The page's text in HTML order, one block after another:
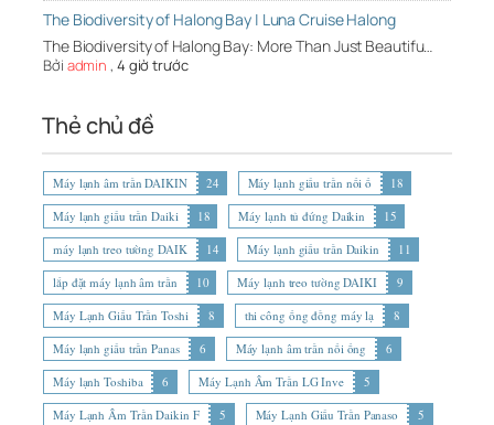
The Biodiversity of Halong Bay | Luna Cruise Halong
The Biodiversity of Halong Bay: More Than Just Beautifu…
Bởi admin , 4 giờ trước
Thẻ chủ đề
Máy lạnh âm trần DAIKIN 24 Máy lạnh giấu trần nối ố
18
Máy lạnh giấu trần Daiki
18 Máy lạnh tủ đứng Daikin
15
máy lạnh treo tường DAIK
14 Máy lạnh giấu trần Daikin
11
lắp đặt máy lạnh âm trần
10 Máy lạnh treo tường DAIKI
9
Máy Lạnh Giấu Trần Toshi
8 thi công ống đồng máy lạ
8
Máy lạnh giấu trần Panas
6 Máy lạnh âm trần nối ống
6
Máy lạnh Toshiba
6 Máy Lạnh Âm Trần LG Inve
5
Máy Lạnh Âm Trần Daikin F
5 Máy Lạnh Giấu Trần Panaso
5